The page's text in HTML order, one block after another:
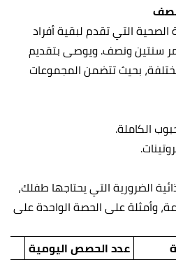
التي تقدم لبقية أفراد
سنتين ونصف. ويوصى بتقديم
بحيث تتضمن المجموعات
الكاملة.
الضرورية التي يحتاجها طفلك،
وأمثلة على الحصة الواحدة على
عدد الحصص اليومية